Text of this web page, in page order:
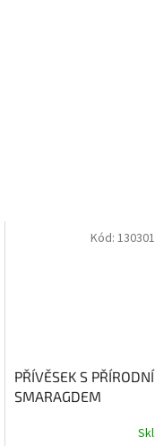
PŘÍVĚSEK S
SMARAGDEM
kámen bohatství a
Kód: